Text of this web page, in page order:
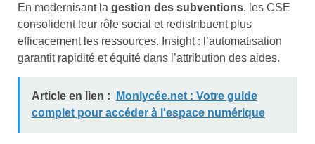
En modernisant la gestion des subventions, les CSE
consolident leur rôle social et redistribuent plus
efficacement les ressources. Insight : l’automatisation
garantit rapidité et équité dans l’attribution des aides.
Article en lien :
Monlycée.net : Votre guide
complet pour accéder à l'espace numérique